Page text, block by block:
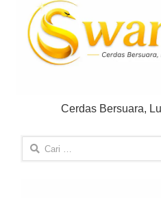
Cerdas Bersuara,
Cari